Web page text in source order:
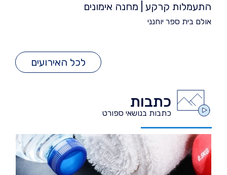
התעמלות קרקע | מחנה אימונים
אולם בית ספר יוחנני
לכל האירועים
כתבות
כתבות בנושאי ספורט